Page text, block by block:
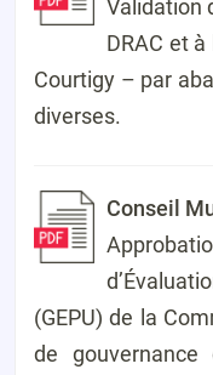
Validation
DRAC et
Courtigy – par
diverses.
Conseil
(GEPU) de la
de gouvernance